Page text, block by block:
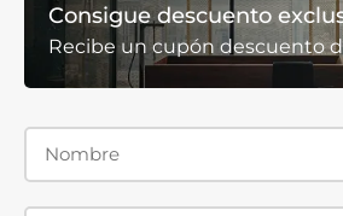
Consigue descuento
Recibe un cupón descuento